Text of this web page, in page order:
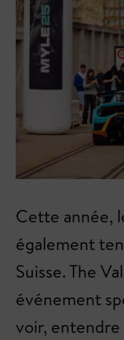
Cette année,
également
Suisse. The
événement
voir,